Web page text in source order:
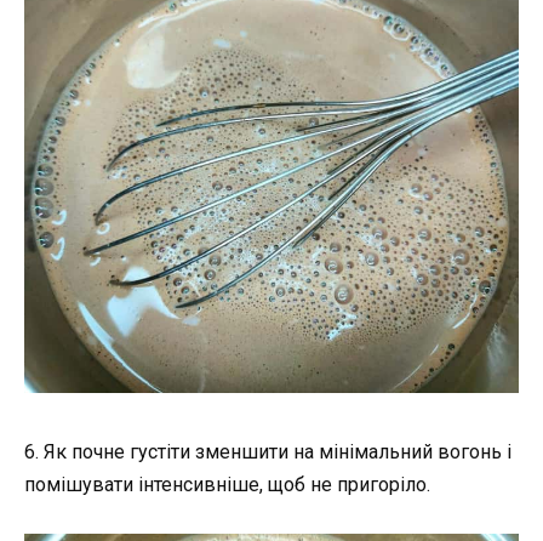
6. Як почне густіти зменшити на мінімальний вогонь і
помішувати інтенсивніше, щоб не пригоріло.